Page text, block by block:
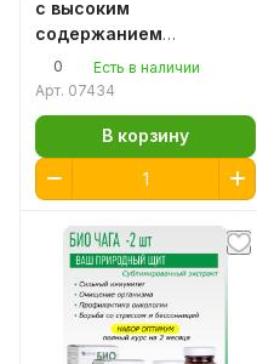
с высоким
содержанием
доступного меланина,
а также ценных
0
Есть в наличии
Арт. 07434
В корзину